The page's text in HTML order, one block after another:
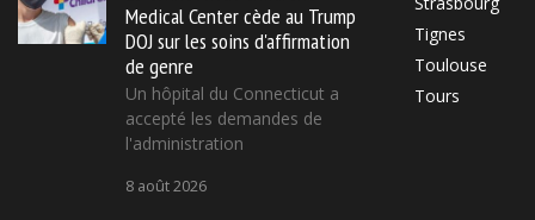
Medical Center cède au Trump
DOJ sur les soins d'affirmation
de genre
Un hôpital du Connecticut a
accepté les demandes de
l'administration
8 août 2026
Tignes
Toulouse
Tours